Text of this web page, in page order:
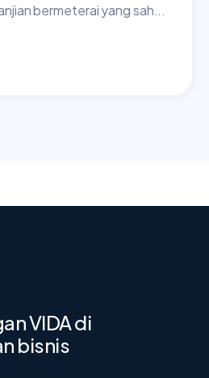
bermeterai yang sah...
VIDA di
bisnis